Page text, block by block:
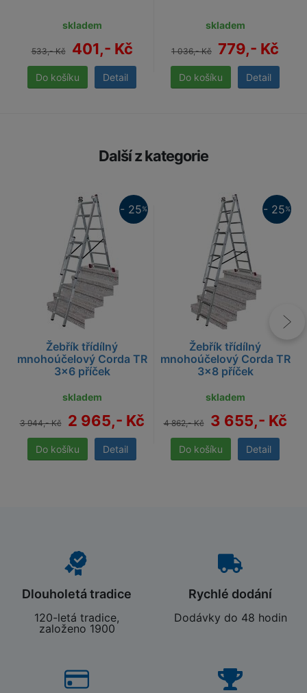
skladem
533,- Kč 401,- Kč
Detail
skladem
1 036,- Kč 779,- Kč
Detail
Další z kategorie
Žebřík třídílný
mnohoúčelový Corda TR
3x6 příček
skladem
3 944,- Kč 2 965,- Kč
Detail
- 25%
Žebřík třídílný
mnohoúčelový Corda TR
3x8 příček
skladem
4 862,- Kč 3 655,- Kč
Detail
- 25%
Dlouholetá tradice
120-letá tradice,
založeno 1900
Rychlé dodání
Dodávky do 48 hodin